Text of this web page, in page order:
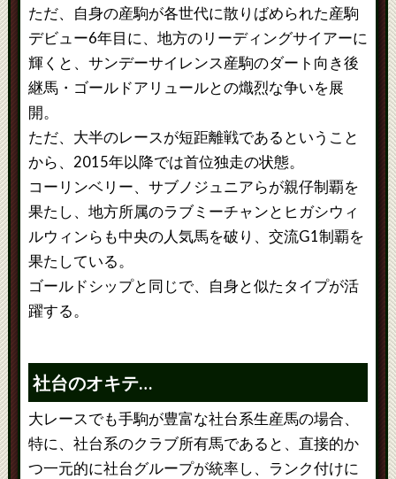
ただ、自身の産駒が各世代に散りばめられた産駒
デビュー6年目に、地方のリーディングサイアーに
輝くと、サンデーサイレンス産駒のダート向き後
継馬・ゴールドアリュールとの熾烈な争いを展
開。
ただ、大半のレースが短距離戦であるということ
から、2015年以降では首位独走の状態。
コーリンベリー、サブノジュニアらが親仔制覇を
果たし、地方所属のラブミーチャンとヒガシウィ
ルウィンらも中央の人気馬を破り、交流G1制覇を
果たしている。
ゴールドシップと同じで、自身と似たタイプが活
躍する。
社台のオキテ…
大レースでも手駒が豊富な社台系生産馬の場合、
特に、社台系のクラブ所有馬であると、直接的か
つ一元的に社台グループが統率し、ランク付けに